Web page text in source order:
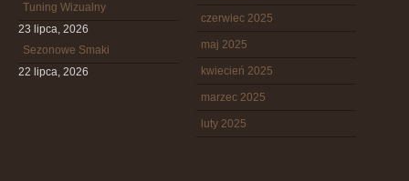
Tuning Wizualny
23 lipca, 2026
Sezonowe Smaki
22 lipca, 2026
czerwiec 2025
maj 2025
kwiecień 2025
marzec 2025
luty 2025